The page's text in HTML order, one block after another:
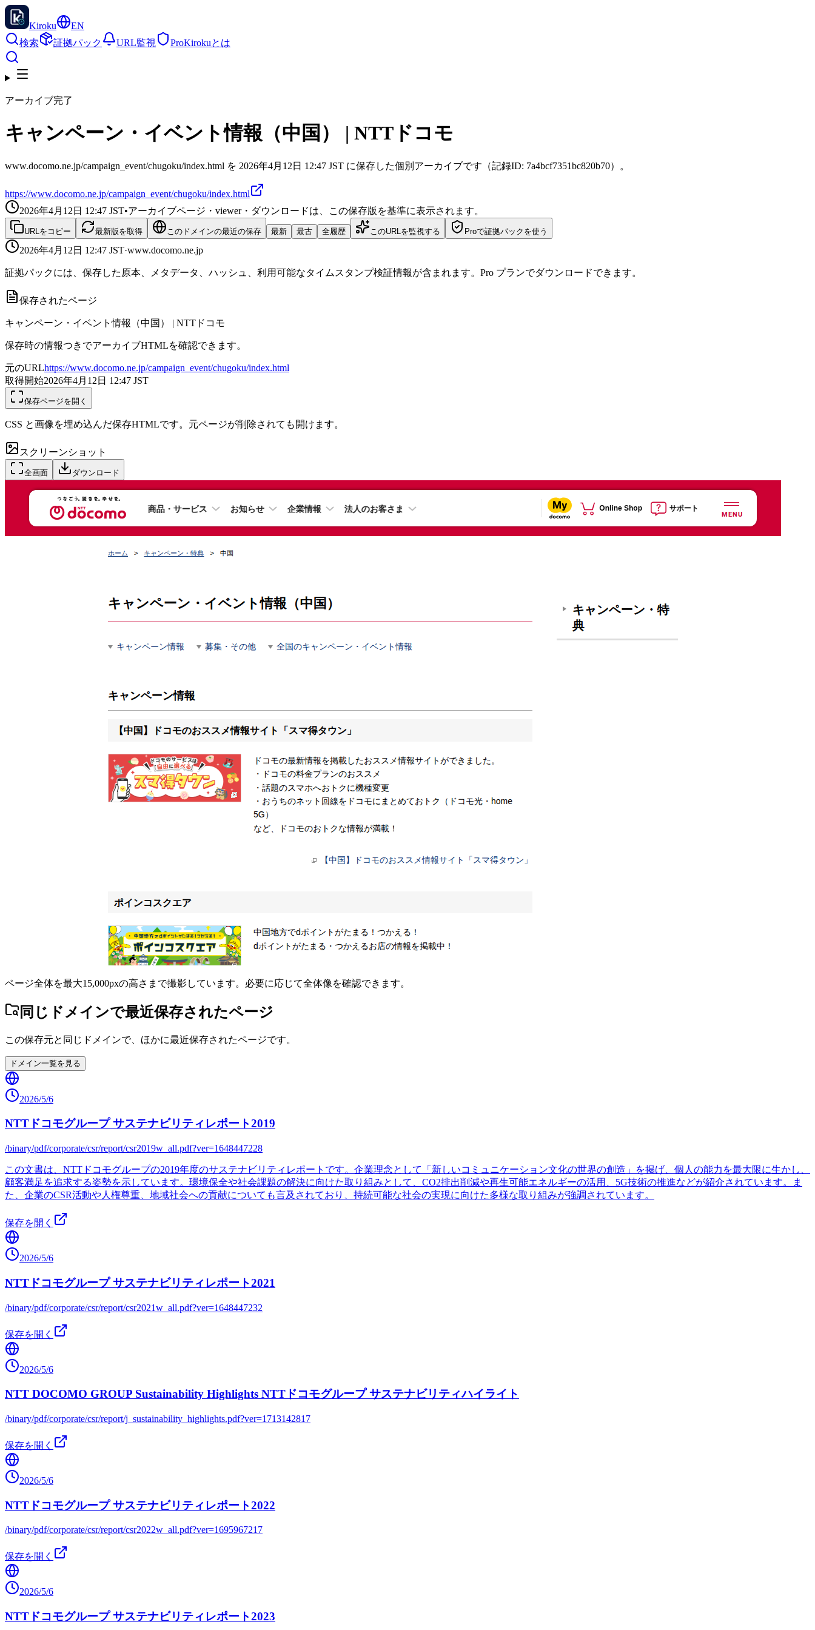
Kiroku
EN
検索
証拠パック URL監視 ProKirokuとは
アーカイブ完了
キャンペーン・イベント情報（中国） | NTTドコモ
www.docomo.ne.jp/campaign_event/chugoku/index.html を 2026年4月12日 12:47 JST に保存した個別アーカイブです（記録ID: 7a4bcf7351bc820b70）。
https://www.docomo.ne.jp/campaign_event/chugoku/index.html
2026年4月12日 12:47 JST•アーカイブページ・viewer・ダウンロードは、この保存版を基準に表示されます。
URLをコピー 最新版を取得 このドメインの最近の保存 最新 最古 全履歴 このURLを監視する Proで証拠パックを使う
2026年4月12日 12:47 JST·www.docomo.ne.jp
証拠パックには、保存した原本、メタデータ、ハッシュ、利用可能なタイムスタンプ検証情報が含まれます。Pro プランでダウンロードできます。
保存されたページ
キャンペーン・イベント情報（中国） | NTTドコモ
保存時の情報つきでアーカイブHTMLを確認できます。
元のURLhttps://www.docomo.ne.jp/campaign_event/chugoku/index.html
取得開始2026年4月12日 12:47 JST
保存ページを開く
CSS と画像を埋め込んだ保存HTMLです。元ページが削除されても開けます。
スクリーンショット
全画面 ダウンロード
ページ全体を最大15,000pxの高さまで撮影しています。必要に応じて全体像を確認できます。
同じドメインで最近保存されたページ
この保存元と同じドメインで、ほかに最近保存されたページです。
ドメイン一覧を見る
2026/5/6
NTTドコモグループ サステナビリティレポート2019
/binary/pdf/corporate/csr/report/csr2019w_all.pdf?ver=1648447228
この文書は、NTTドコモグループの2019年度のサステナビリティレポートです。企業理念として「新しいコミュニケーション文化の世界の創造」を掲げ、個人の能力を最大限に生かし、
顧客満足を追求する姿勢を示しています。環境保全や社会課題の解決に向けた取り組みとして、CO2排出削減や再生可能エネルギーの活用、5G技術の推進などが紹介されています。ま
た、企業のCSR活動や人権尊重、地域社会への貢献についても言及されており、持続可能な社会の実現に向けた多様な取り組みが強調されています。
保存を開く
2026/5/6
NTTドコモグループ サステナビリティレポート2021
/binary/pdf/corporate/csr/report/csr2021w_all.pdf?ver=1648447232
保存を開く
2026/5/6
NTT DOCOMO GROUP Sustainability Highlights NTTドコモグループ サステナビリティハイライト
/binary/pdf/corporate/csr/report/j_sustainability_highlights.pdf?ver=1713142817
保存を開く
2026/5/6
NTTドコモグループ サステナビリティレポート2022
/binary/pdf/corporate/csr/report/csr2022w_all.pdf?ver=1695967217
保存を開く
2026/5/6
NTTドコモグループ サステナビリティレポート2023